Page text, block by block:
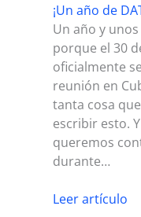
¡Un año de
Un año y
porque el 30
oficialmente
reunión en
tanta cosa
escribir esto.
queremos
durante…
Leer artículo